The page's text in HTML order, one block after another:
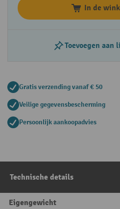
In de
Toevoegen
Gratis verzending vanaf € 50
Veilige gegevensbescherming
Persoonlijk aankoopadvies
Technische details
Eigengewicht